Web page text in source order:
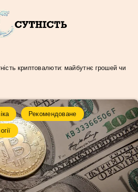
криптовалюти: майбутнє грошей чи
Рекомендоване